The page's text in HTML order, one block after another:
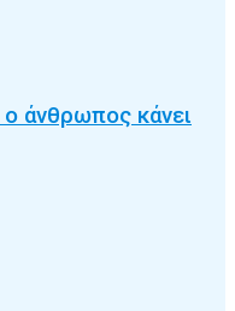
άνθρωπος κάνει